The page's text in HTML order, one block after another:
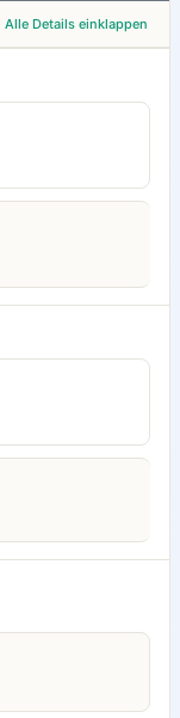
Alle Details einklappen